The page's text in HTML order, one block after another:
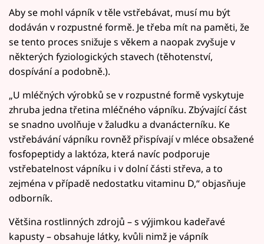
Aby se mohl vápník v těle vstřebávat, musí mu být
dodáván v rozpustné formě. Je třeba mít na paměti, že
se tento proces snižuje s věkem a naopak zvyšuje v
některých fyziologických stavech (těhotenství,
dospívání a podobně.).
„U mléčných výrobků se v rozpustné formě vyskytuje
zhruba jedna třetina mléčného vápníku. Zbývající část
se snadno uvolňuje v žaludku a dvanácterníku. Ke
vstřebávání vápníku rovněž přispívají v mléce obsažené
fosfopeptidy a laktóza, která navíc podporuje
vstřebatelnost vápníku i v dolní části střeva, a to
zejména v případě nedostatku vitaminu D,“ objasňuje
odborník.
Většina rostlinných zdrojů – s výjimkou kadeřavé
kapusty – obsahuje látky, kvůli nimž je vápník